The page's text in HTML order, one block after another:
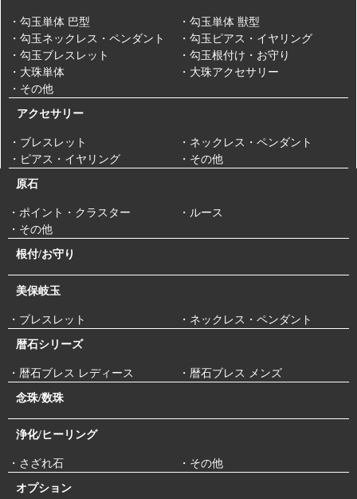
・勾玉単体 巴型
・勾玉単体 獣型
・勾玉ネックレス・ペンダント
・勾玉ピアス・イヤリング
・勾玉ブレスレット
・勾玉根付け・お守り
・大珠単体
・大珠アクセサリー
・その他
アクセサリー
・ブレスレット
・ネックレス・ペンダント
・ピアス・イヤリング
・その他
原石
・ポイント・クラスター
・ルース
・その他
根付/お守り
美保岐玉
・ブレスレット ・ネックレス・ペンダント
暦石シリーズ
・暦石ブレス レディース ・暦石ブレス メンズ
念珠/数珠
浄化/ヒーリング
・さざれ石 ・その他
オプション